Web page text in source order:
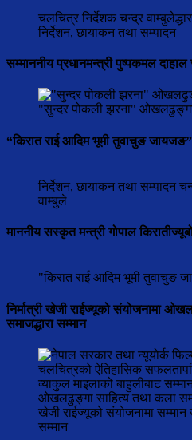
चलचित्र निर्देशक चन्द्र
निर्देशन, छायाकन तथा सम्पादन
सम्माननीय प्रधानमन्त्री पुष्पकमल दाहाल
"सुन्दर पोकली झरना" ओखलढुङ्गा
“किरात राई आदिम भूमी तुवाचुङ जायजङ”
निर्देशन, छायाकन तथा सम्पादन
वाम्बुले
माननीय सस्कृत मन्त्री गोपाल
"किरात राई आदिम भूमी तुवाचुङ
निर्मात्री खेजी राईज्यूको संयोजनामा
समाजद्धारा सम्मान
ओखलढुङ्गा साहित्य तथा कला
खेजी राईज्यूको संयोजनामा सम्मान
सम्मान